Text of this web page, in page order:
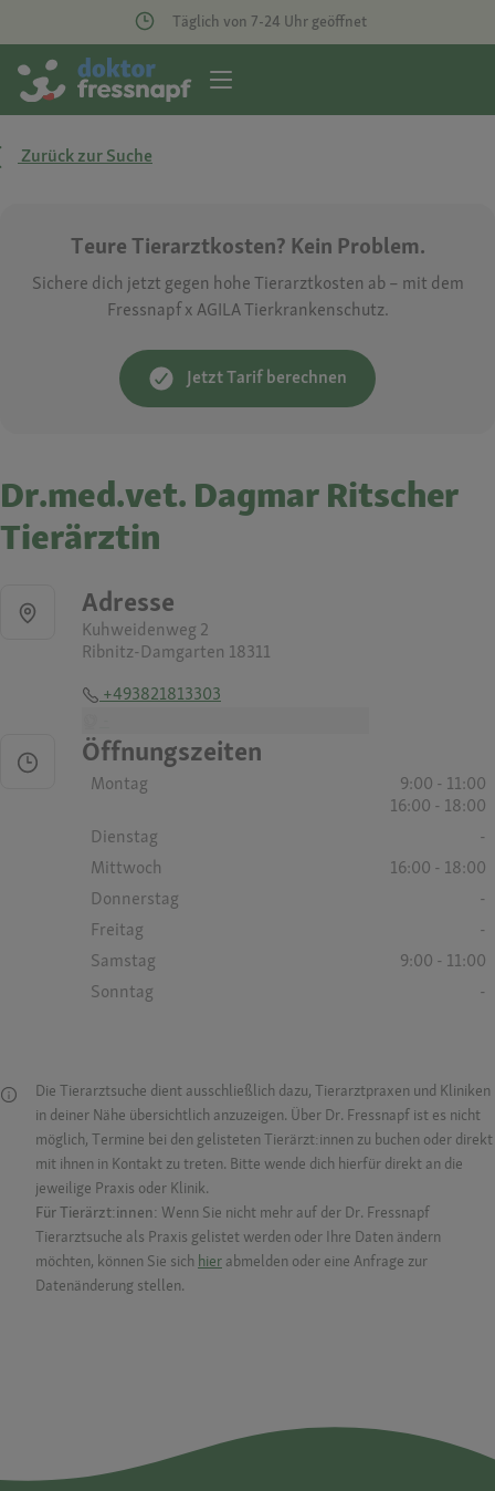
Täglich von 7-24 Uhr geöffnet
Zurück zur Suche
Teure Tierarztkosten? Kein Problem.
Sichere dich jetzt gegen hohe Tierarztkosten ab – mit dem
Fressnapf x AGILA Tierkrankenschutz.
Jetzt Tarif berechnen
Dr.med.vet. Dagmar Ritscher
Tierärztin
Adresse
Kuhweidenweg 2
Ribnitz-Damgarten 18311
+493821813303
Öffnungszeiten
Montag
9:00 - 11:00
16:00 - 18:00
Dienstag
-
Mittwoch
16:00 - 18:00
Donnerstag
-
Freitag
-
Samstag
9:00 - 11:00
Sonntag
-
Die Tierarztsuche dient ausschließlich dazu, Tierarztpraxen und Kliniken
in deiner Nähe übersichtlich anzuzeigen. Über Dr. Fressnapf ist es nicht
möglich, Termine bei den gelisteten Tierärzt:innen zu buchen oder direkt
mit ihnen in Kontakt zu treten. Bitte wende dich hierfür direkt an die
jeweilige Praxis oder Klinik.
Für Tierärzt:innen: Wenn Sie nicht mehr auf der Dr. Fressnapf
Tierarztsuche als Praxis gelistet werden oder Ihre Daten ändern
möchten, können Sie sich hier abmelden oder eine Anfrage zur
Datenänderung stellen.